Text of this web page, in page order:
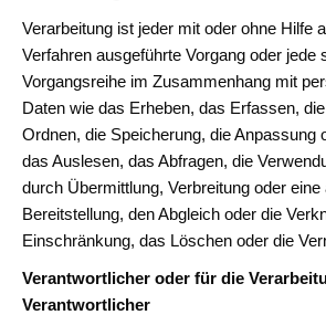
Verarbeitung ist jeder mit oder ohne Hilfe
Verfahren ausgeführte Vorgang oder jede
Vorgangsreihe im Zusammenhang mit
Daten wie das Erheben, das Erfassen,
Ordnen, die Speicherung, die Anpassung
das Auslesen, das Abfragen, die
durch Übermittlung, Verbreitung oder
Bereitstellung, den Abgleich oder die
Einschränkung, das Löschen oder die
Verantwortlicher oder für die
Verantwortlicher